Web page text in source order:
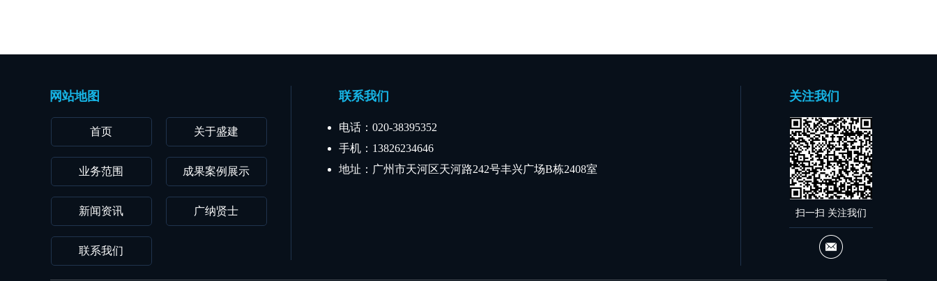
网站地图
首页 关于盛建
业务范围 成果案例展示
新闻资讯 广纳贤士
联系我们
联系我们
电话：020-38395352
手机：13826234646
地址：广州市天河区天河路242号丰兴广场B栋2408室
关注我们
扫一扫 关注我们